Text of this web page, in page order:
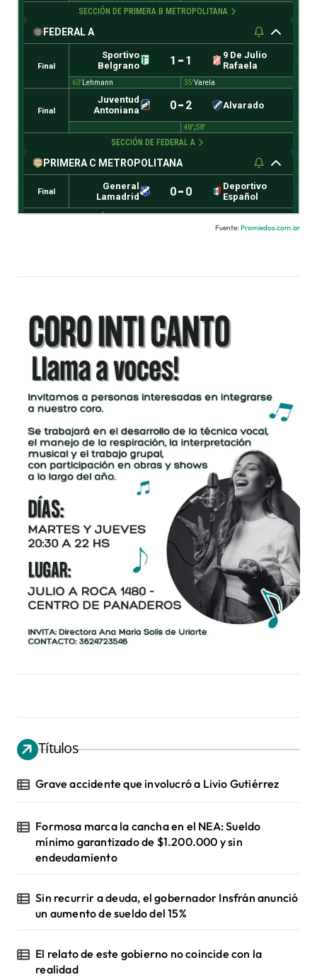
Fuente: Promiedos.com.ar
Títulos
Grave accidente que involucró a Livio Gutiérrez
Formosa marca la cancha en el NEA: Sueldo
mínimo garantizado de $1.200.000 y sin
endeudamiento
Sin recurrir a deuda, el gobernador Insfrán anunció
un aumento de sueldo del 15%
El relato de este gobierno no coincide con la
realidad